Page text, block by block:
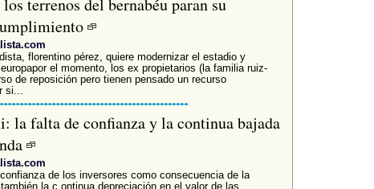
terrenos del bernabéu paran su
florentino pérez, quiere modernizar el estadio y
el momento, los ex propietarios (la familia ruiz-
de reposición pero tienen pensado un recurso
si...
la falta de confianza y la continua bajada
de los inversores como consecuencia de la